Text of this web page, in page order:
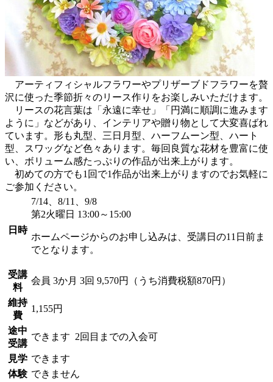
アーティフィシャルフラワーやプリザーブドフラワーを贅
沢に使った季節折々のリース作りをお楽しみいただけます。
リースの花言葉は「永遠に幸せ」「円満に順調に進みます
ように」などがあり、インテリアや贈り物として大変喜ばれ
ています。形も丸型、三日月型、ハーフムーン型、ハート
型、スワッグなど色々あります。毎回良質な花材を豊富に使
い、ボリューム感たっぷりの作品が出来上がります。
初めての方でも1回で1作品が出来上がりますのでお気軽に
ご参加ください。
日時
7/14、8/11、9/8
第2火曜日 13:00～15:00
ホームページからのお申し込みは、受講日の11日前ま
でとなります。
受講
料
会員 3か月 3回 9,570円（うち消費税額870円）
維持
費
1,155円
途中
受講
できます 2回目までの入会可
見学 できます
体験 できません